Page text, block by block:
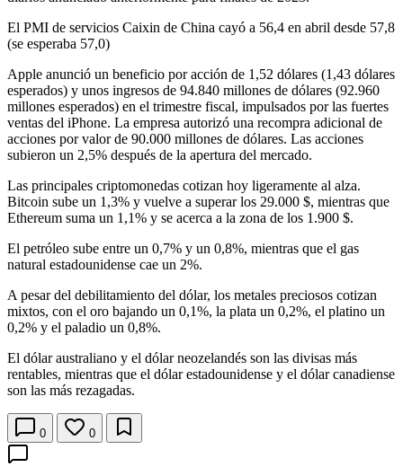
El PMI de servicios Caixin de China cayó a 56,4 en abril desde 57,8
(se esperaba 57,0)
Apple anunció un beneficio por acción de 1,52 dólares (1,43 dólares
esperados) y unos ingresos de 94.840 millones de dólares (92.960
millones esperados) en el trimestre fiscal, impulsados por las fuertes
ventas del iPhone. La empresa autorizó una recompra adicional de
acciones por valor de 90.000 millones de dólares. Las acciones
subieron un 2,5% después de la apertura del mercado.
Las principales criptomonedas cotizan hoy ligeramente al alza.
Bitcoin sube un 1,3% y vuelve a superar los 29.000 $, mientras que
Ethereum suma un 1,1% y se acerca a la zona de los 1.900 $.
El petróleo sube entre un 0,7% y un 0,8%, mientras que el gas
natural estadounidense cae un 2%.
A pesar del debilitamiento del dólar, los metales preciosos cotizan
mixtos, con el oro bajando un 0,1%, la plata un 0,2%, el platino un
0,2% y el paladio un 0,8%.
El dólar australiano y el dólar neozelandés son las divisas más
rentables, mientras que el dólar estadounidense y el dólar canadiense
son las más rezagadas.
0 0